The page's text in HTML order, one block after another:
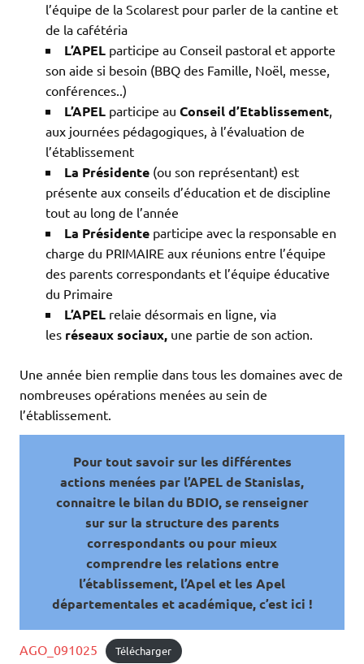
l’équipe de la Scolarest pour parler de la cantine et
de la cafétéria
L’APEL participe au Conseil pastoral et apporte
son aide si besoin (BBQ des Famille, Noël, messe,
conférences..)
L’APEL participe au Conseil d’Etablissement,
aux journées pédagogiques, à l’évaluation de
l’établissement
La Présidente (ou son représentant) est
présente aux conseils d’éducation et de discipline
tout au long de l’année
La Présidente participe avec la responsable en
charge du PRIMAIRE aux réunions entre l’équipe
des parents correspondants et l’équipe éducative
du Primaire
L’APEL relaie désormais en ligne, via
les réseaux sociaux, une partie de son action.
Une année bien remplie dans tous les domaines avec de
nombreuses opérations menées au sein de
l’établissement.
Pour tout savoir sur les différentes
actions menées par l’APEL de Stanislas,
connaitre le bilan du BDIO, se renseigner
sur sur la structure des parents
correspondants ou pour mieux
comprendre les relations entre
l’établissement, l’Apel et les Apel
départementales et académique, c’est ici !
AGO_091025 Télécharger